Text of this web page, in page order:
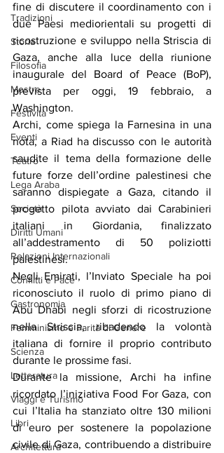
Tradizioni
Storia
Filosofia
Mostre
Festività
Eventi
Teatro
Lega Araba
Società
Diritti Umani
Relazioni Internazionali
Conflitti e Pace
Gastronomia
Femminismo e Parità di Genere
Scienza
Letteratura
Viaggi e Turismo
Libri
Architettura
fine di discutere il coordinamento con i
due Paesi mediorientali su progetti di
ricostruzione e sviluppo nella Striscia di
Gaza, anche alla luce della riunione
inaugurale del Board of Peace (BoP),
prevista per oggi, 19 febbraio, a
Washington.
Archi, come spiega la Farnesina in una
nota, a Riad ha discusso con le autorità
saudite il tema della formazione delle
future forze dell’ordine palestinesi che
saranno dispiegate a Gaza, citando il
progetto pilota avviato dai Carabinieri
italiani in Giordania, finalizzato
all’addestramento di 50 poliziotti
palestinesi.
Negli Emirati, l’Inviato Speciale ha poi
riconosciuto il ruolo di primo piano di
Abu Dhabi negli sforzi di ricostruzione
nella Striscia, ribadendo la volontà
italiana di fornire il proprio contributo
durante le prossime fasi.
Durante la missione, Archi ha infine
ricordato l’iniziativa Food For Gaza, con
cui l’Italia ha stanziato oltre 130 milioni
di euro per sostenere la popolazione
civile di Gaza, contribuendo a distribuire